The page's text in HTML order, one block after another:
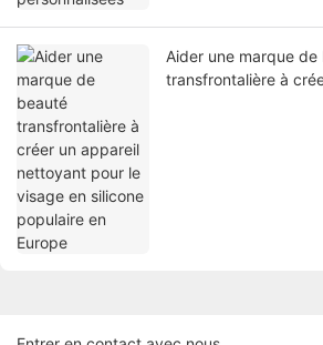
Aider une marque de
transfrontalière à